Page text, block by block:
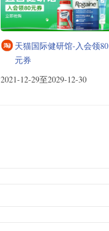
天猫国际健研馆-入会领80
元券
2021-12-29至2029-12-30